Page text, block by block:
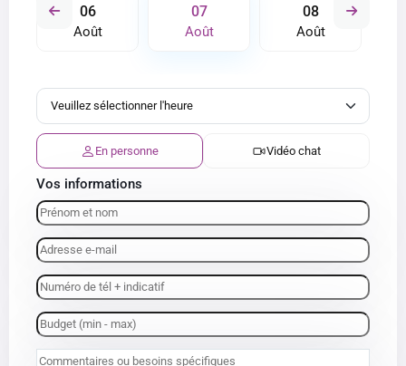
06
Août
07
Août
08
Août
En personne Vidéo chat
Vos informations